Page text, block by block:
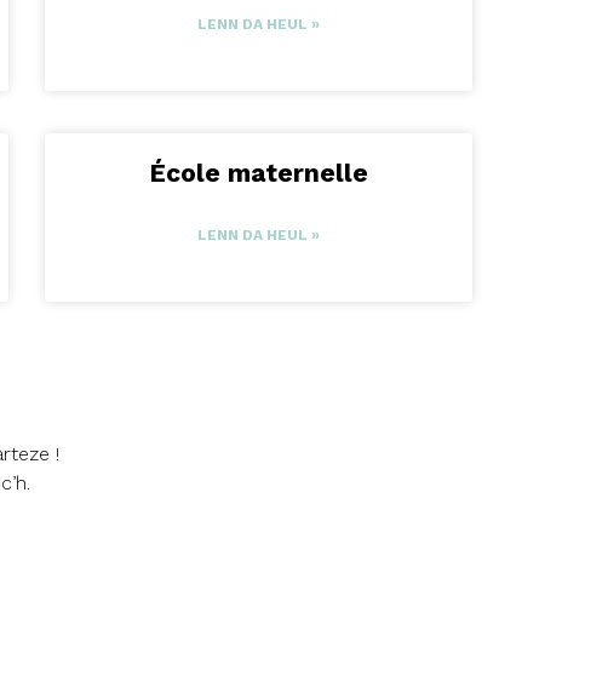
LENN DA HEUL »
École maternelle
LENN DA HEUL »
!